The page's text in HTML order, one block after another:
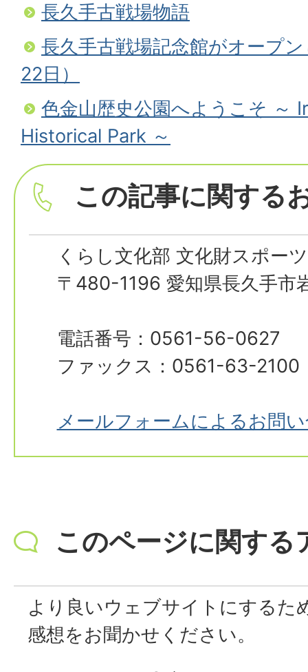
長久手古戦場物語
長久手古戦場記念館がオープ
22日）
色金山歴史公園へようこそ ～
Historical Park ～
この記事に関する
くらし文化部 文化財スポー
〒480-1196 愛知県長久手市
電話番号：0561-56-0627
ファックス：0561-63-2100
メールフォームによるお問
このページに関する
より良いウェブサイトにするた
感想をお聞かせください。